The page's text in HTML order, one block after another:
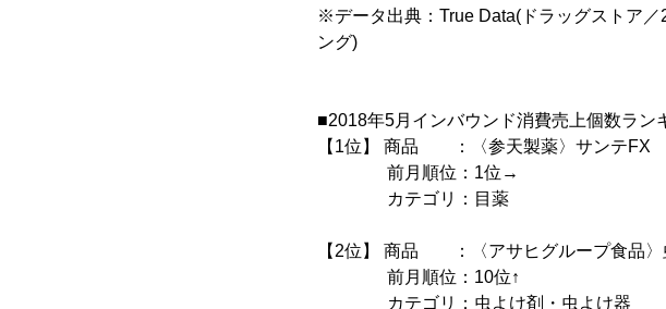
※データ出典：True Data(ドラッグストア
ング)
■2018年5月インバウンド消費売上個数ラン
【1位】 商品 ：〈参天製薬〉サンテ
前月順位：1位→
カテゴリ：目薬
【2位】 商品 ：〈アサヒグループ食品〉
前月順位：10位↑
カテゴリ：虫よけ剤・虫よけ器